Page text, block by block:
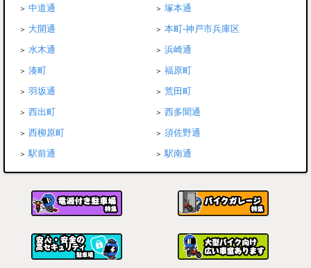
中道通
塚本通
大開通
本町-神戸市兵庫区
水木通
浜崎通
湊町
福原町
羽坂通
荒田町
西出町
西多聞通
西柳原町
須佐野通
駅前通
駅南通